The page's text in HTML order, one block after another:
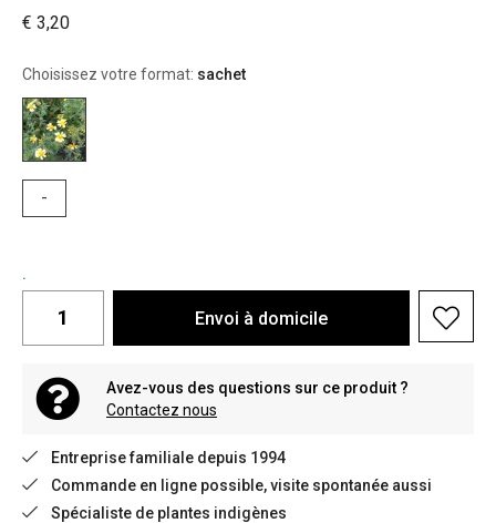
€ 3,20
Choisissez votre format: sachet
-
.
Envoi à domicile
Avez-vous des questions sur ce produit ?
Contactez nous
Entreprise familiale depuis 1994
Commande en ligne possible, visite spontanée aussi
Spécialiste de plantes indigènes